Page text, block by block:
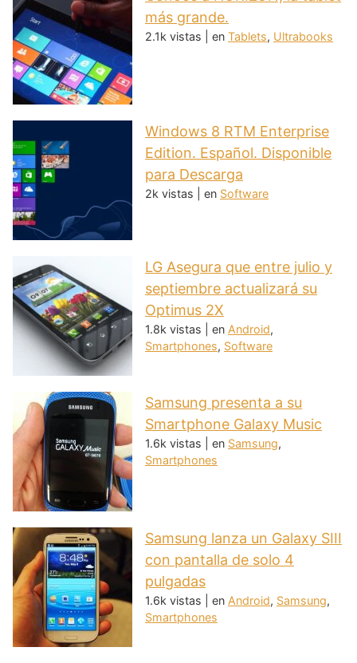
más grande.
2.1k vistas en Tablets, Ultrabooks
Windows 8 RTM Enterprise
Edition. Español. Disponible
para Descarga
2k vistas en Software
LG Asegura que entre julio y
septiembre actualizará su
Optimus 2X
1.8k vistas en Android,
Smartphones, Software
Samsung presenta a su
Smartphone Galaxy Music
1.6k vistas en Samsung,
Smartphones
Samsung lanza un Galaxy SIII
con pantalla de solo 4
pulgadas
1.6k vistas en Android, Samsung,
Smartphones